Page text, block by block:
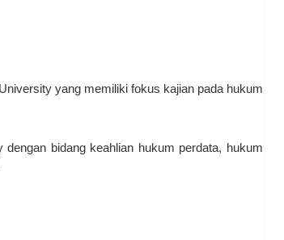
yang memiliki fokus kajian pada hukum
bidang keahlian hukum perdata, hukum